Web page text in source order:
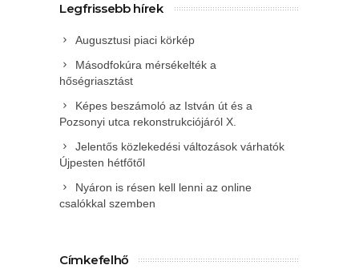
Legfrissebb hírek
Augusztusi piaci körkép
Másodfokúra mérsékelték a
hőségriasztást
Képes beszámoló az István út és a
Pozsonyi utca rekonstrukciójáról X.
Jelentős közlekedési változások várhatók
Újpesten hétfőtől
Nyáron is résen kell lenni az online
csalókkal szemben
Címkefelhő